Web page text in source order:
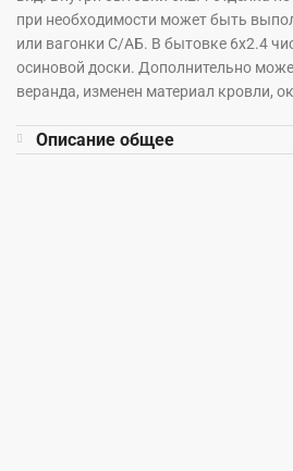
при необходимости может быть
или вагонки С/АБ. В бытовке 6х2.4
осиновой доски. Дополнительно
веранда, изменен материал кровли,
Описание общее